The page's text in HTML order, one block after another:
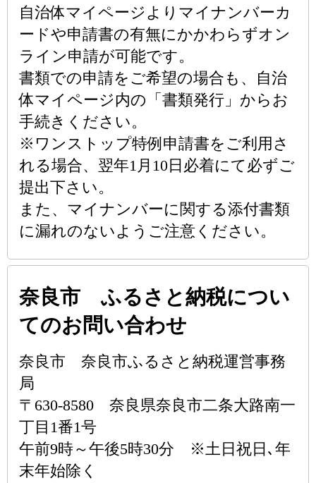
自治体マイページよりマイナンバーカ
ードや申請書の有無にかかわらずオン
ライン申請が可能です。
書類での申請をご希望の場合も、自治
体マイページ内の「書類発行」からお
手続きください。
※ワンストップ特例申請書をご利用さ
れる場合、翌年1月10日必着にて必ずご
提出下さい。
また、マイナンバーに関する添付書類
に漏れのないようご注意ください。
奈良市 ふるさと納税につい
てのお問い合わせ
奈良市 奈良市ふるさと納税運営事務
局
〒630-8580 奈良県奈良市二条大路南一
丁目1番1号
午前9時～午後5時30分 ※土日祝日､年
末年始除く